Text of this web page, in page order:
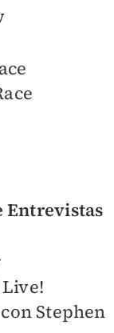
Entrevistas
Stephen